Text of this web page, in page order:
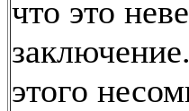
что это
этого